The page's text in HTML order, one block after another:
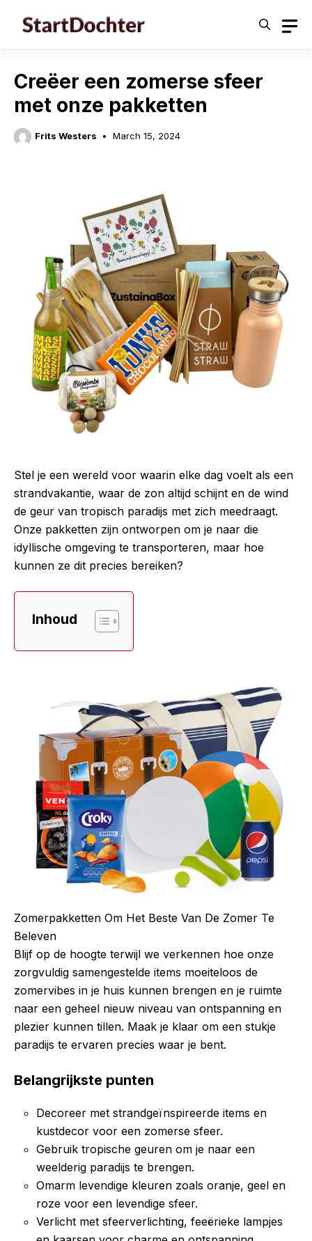
Creëer een zomerse sfeer
met onze pakketten
Frits Westers March 15, 2024
Stel je een wereld voor waarin elke dag voelt als een
strandvakantie, waar de zon altijd schijnt en de wind
de geur van tropisch paradijs met zich meedraagt.
Onze pakketten zijn ontworpen om je naar die
idyllische omgeving te transporteren, maar hoe
kunnen ze dit precies bereiken?
Inhoud
Zomerpakketten Om Het Beste Van De Zomer Te
Beleven
Blijf op de hoogte terwijl we verkennen hoe onze
zorgvuldig samengestelde items moeiteloos de
zomervibes in je huis kunnen brengen en je ruimte
naar een geheel nieuw niveau van ontspanning en
plezier kunnen tillen. Maak je klaar om een stukje
paradijs te ervaren precies waar je bent.
Belangrijkste punten
Decoreer met strandgeïnspireerde items en
kustdecor voor een zomerse sfeer.
Gebruik tropische geuren om je naar een
weelderig paradijs te brengen.
Omarm levendige kleuren zoals oranje, geel en
roze voor een levendige sfeer.
Verlicht met sfeerverlichting, feeërieke lampjes